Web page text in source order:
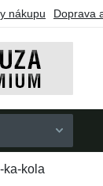
nákupu Doprava
ka-kola